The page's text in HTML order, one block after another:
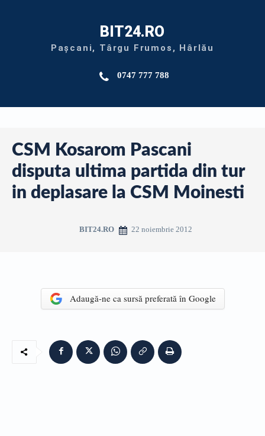
BIT24.RO
Pașcani, Târgu Frumos, Hârlău
0747 777 788
CSM Kosarom Pascani
disputa ultima partida din tur
in deplasare la CSM Moinesti
BIT24.RO 22 noiembrie 2012
Adaugă-ne ca sursă preferată în Google